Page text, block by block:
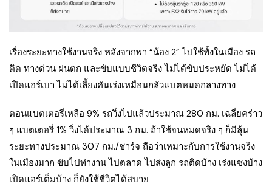
เรื่องระยะทางใช้งานจริง หลังจากพา “น้อง 2” ไปใช้ทั้งในเมือง รถ
ติด ทางด่วน ฝนตก และขับแบบชีวิตจริง ไม่ได้ขับประหยัด ไม่ได้
เปิดแอร์เบา ไม่ได้เลี้ยงคันเร่งเหมือนกลัวแบตหมดกลางทาง
ตอนแบตเตอรี่เหลือ 9% รถวิ่งไปแล้วประมาณ 280 กม. เฉลี่ยคร่าว
ๆ แบตเตอรี่ 1% วิ่งได้ประมาณ 3 กม. ถ้าใช้จนหมดจริง ๆ ก็มีลุ้น
ระยะทางประมาณ 307 กม./ชาร์จ ถือว่าเหมาะกับการใช้งานจริง
ในเมืองมาก ขับไปทำงาน ไปตลาด ไปส่งลูก รถติดบ้าง เร่งแซงบ้าง
เปิดแอร์เต็มบ้าง ก็ยังใช้ชีวิตได้สบาย